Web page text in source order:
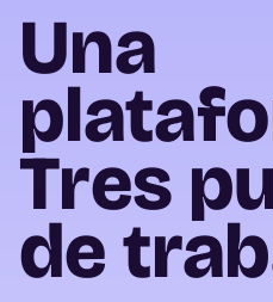
Una
Tres
de